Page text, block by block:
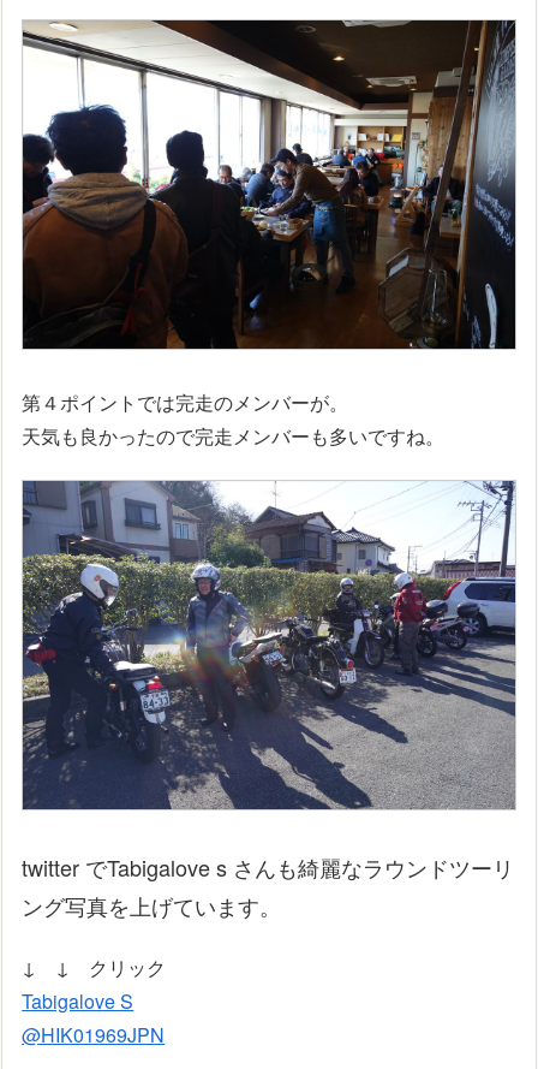
第４ポイントでは完走のメンバーが。
天気も良かったので完走メンバーも多いですね。
twitter でTabigalove s さんも綺麗なラウンドツーリ
ング写真を上げています。
↓ ↓ クリック
Tabigalove S
@HIK01969JPN